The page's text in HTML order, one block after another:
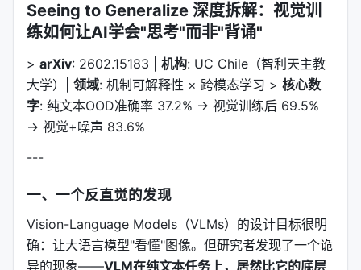
Seeing to Generalize 深度拆解：视觉训
练如何让AI学会"思考"而非"背诵"
> arXiv: 2602.15183 | 机构: UC Chile（智利天主教
大学）| 领域: 机制可解释性 × 跨模态学习 > 核心数
字: 纯文本OOD准确率 37.2% → 视觉训练后 69.5%
→ 视觉+噪声 83.6%
---
一、一个反直觉的发现
Vision-Language Models（VLMs）的设计目标很明
确：让大语言模型"看懂"图像。但研究者发现了一个诡
异的现象——VLM在纯文本任务上，居然比它的底层